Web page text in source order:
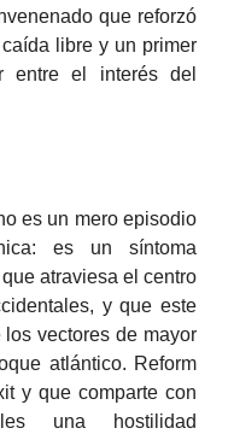
que reforzó
libre y un primer
entre el interés del
es un mero episodio
es un síntoma
atraviesa el centro
y que este
vectores de mayor
atlántico. Reform
y que comparte con
una hostilidad